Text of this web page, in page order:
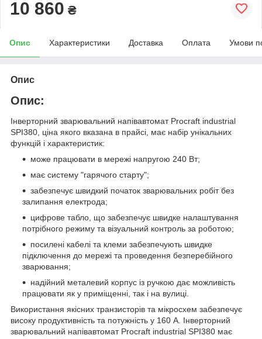
10 860 ₴
Опис Характеристики Доставка Оплата Умови
Опис
Опис:
Інверторний зварювальний напівавтомат Procraft industrial
SPI380, ціна якого вказана в прайсі, має набір унікальних
функцій і характеристик:
може працювати в мережі напругою 240 Вт;
має систему "гарячого старту";
забезпечує швидкий початок зварювальних робіт без
залипання електрода;
цифрове табло, що забезпечує швидке налаштування
потрібного режиму та візуальний контроль за роботою;
посилені кабелі та клеми забезпечують швидке
підключення до мережі та проведення безперебійного
зварювання;
надійний металевий корпус із ручкою дає можливість
працювати як у приміщенні, так і на вулиці.
Використання якісних транзисторів та мікросхем забезпечує
високу продуктивність та потужність у 160 А. Інверторний
зварювальний напівавтомат Procraft industrial SPI380 має